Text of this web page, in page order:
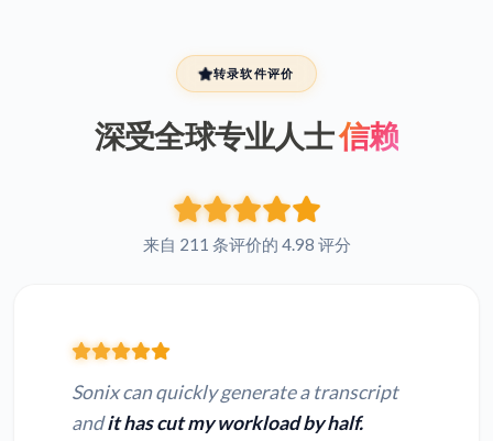
转录软件评价
深受全球专业人士信赖
来自 211 条评价的 4.98 评分
Sonix can quickly generate a transcript
andit has cut my workload by half.